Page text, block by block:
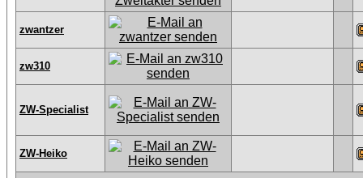
zwantzer
zw310
ZW-Specialist
ZW-Heiko